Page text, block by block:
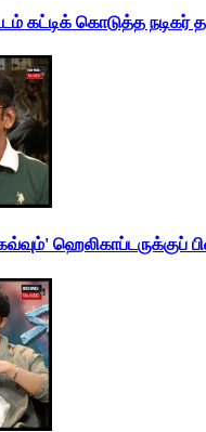
கட்டிக் கொடுத்த நடிகர்
ஹெலிகாப்டருக்குப்